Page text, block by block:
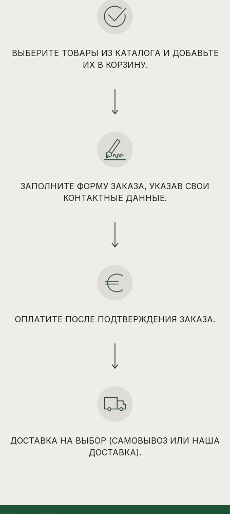
ВЫБЕРИТЕ ТОВАРЫ ИЗ КАТАЛОГА И ДОБАВЬТЕ
ИХ В КОРЗИНУ.
ЗАПОЛНИТЕ ФОРМУ ЗАКАЗА, УКАЗАВ СВОИ
КОНТАКТНЫЕ ДАННЫЕ.
ОПЛАТИТЕ ПОСЛЕ ПОДТВЕРЖДЕНИЯ ЗАКАЗА.
ДОСТАВКА НА ВЫБОР (САМОВЫВОЗ ИЛИ НАША
ДОСТАВКА).